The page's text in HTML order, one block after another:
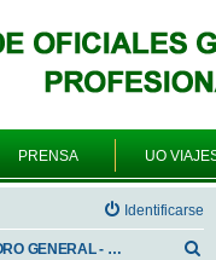
PRENSA UO
Identificarse
FORO GENERAL - TEMAS GENERALES